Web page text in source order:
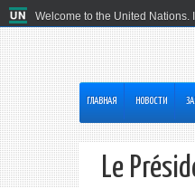
Welcome to the United Nations.
ГЛАВНАЯ HОВОСТИ
Le